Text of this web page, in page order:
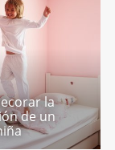
la
de un